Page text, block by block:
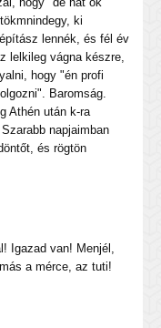
ki
lennék, és fél év
lelkileg vágna készre,
hogy "én profi
Baromság.
Athén után k-ra
napjaimban
és rögtön
Igazad van! Menjél,
a mérce, az tuti!